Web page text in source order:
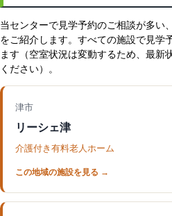
当センターで見学予約のご相談が多い
をご紹介します。すべての施設で見学
ます（空室状況は変動するため、最新
ください）。
津市
リーシェ津
介護付き有料老人ホーム